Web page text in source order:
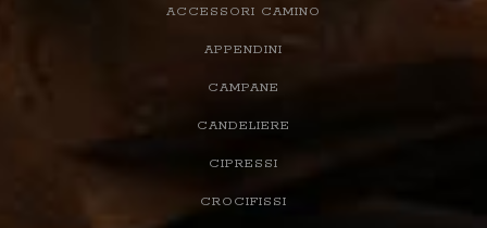
ACCESSORI CAMINO
APPENDINI
CAMPANE
CANDELIERE
CIPRESSI
CROCIFISSI